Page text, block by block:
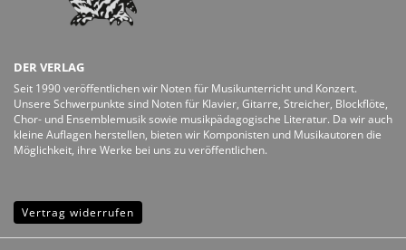
DER VERLAG
Seit 1990 veröffentlichen wir Noten für Musikunterricht und Konzert.
Unsere Schwerpunkte sind Noten für Klavier, Gitarre, Streicher, Blockflöte,
Chor- und Ensemblemusik sowie musikpädagogische Literatur. Da wir auch
kleine Auflagen herstellen, bieten wir Komponisten und Musikautoren die
Möglichkeit, ihre Werke bei uns zu veröffentlichen.
Vertrag widerrufen